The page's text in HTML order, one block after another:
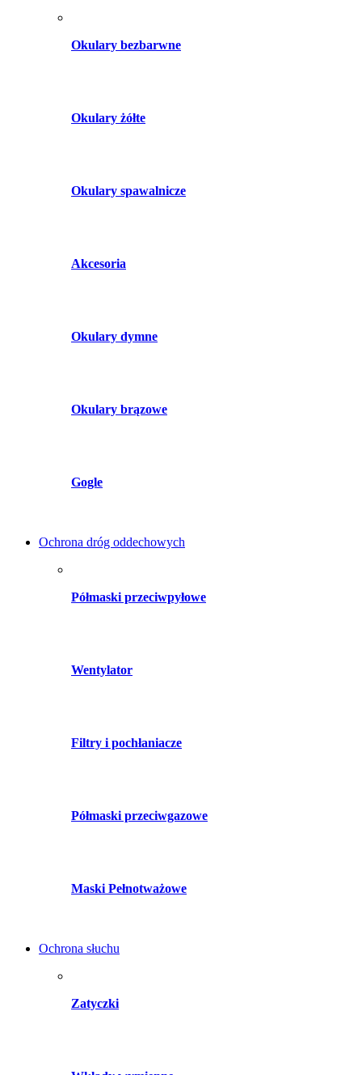
Okulary bezbarwne
Okulary żółte
Okulary spawalnicze
Akcesoria
Okulary dymne
Okulary brązowe
Gogle
Ochrona dróg oddechowych
Półmaski przeciwpyłowe
Wentylator
Filtry i pochłaniacze
Półmaski przeciwgazowe
Maski Pełnotważowe
Ochrona słuchu
Zatyczki